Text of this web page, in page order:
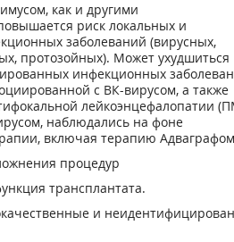
как и другими
риск локальных и
заболеваний (вирусных,
протозойных). Может ухудшиться
инфекционных
с ВК-вирусом, а также
лейкоэнцефалопатии
наблюдались на фоне
включая терапию
процедур
трансплантата.
и